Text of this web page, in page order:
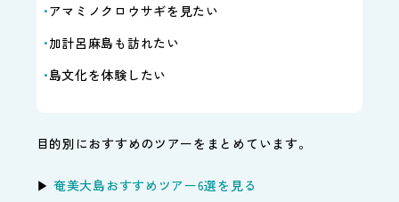
アマミノクロウサギを見たい
加計呂麻島も訪れたい
島文化を体験したい
目的別におすすめのツアーをまとめています。
▶奄美大島おすすめツアー6選を見る